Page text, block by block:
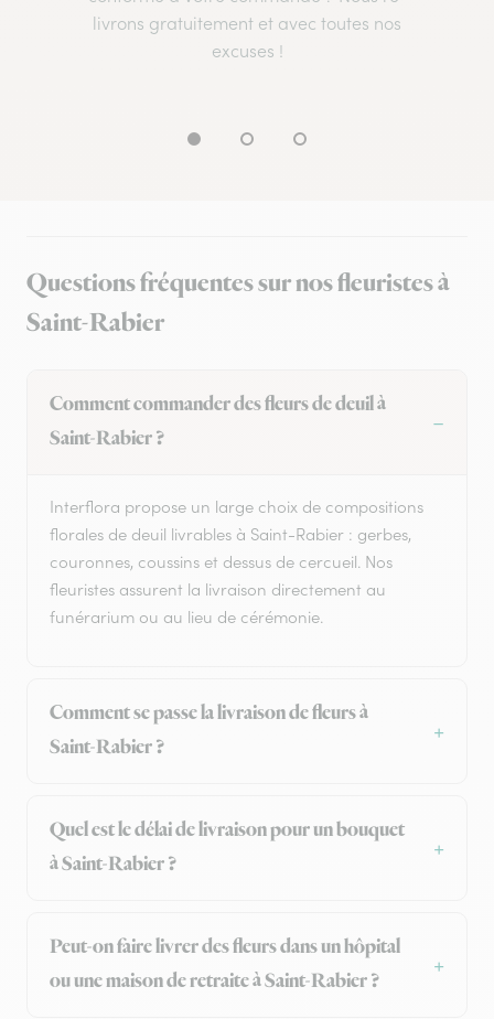
livrons gratuitement et avec toutes nos
excuses !
Questions fréquentes sur nos fleuristes à
Saint-Rabier
Comment commander des fleurs de deuil à
Saint-Rabier ?
Interflora propose un large choix de compositions
florales de deuil livrables à Saint-Rabier : gerbes,
couronnes, coussins et dessus de cercueil. Nos
fleuristes assurent la livraison directement au
funérarium ou au lieu de cérémonie.
Comment se passe la livraison de fleurs à
Saint-Rabier ?
Quel est le délai de livraison pour un bouquet
à Saint-Rabier ?
Peut-on faire livrer des fleurs dans un hôpital
ou une maison de retraite à Saint-Rabier ?